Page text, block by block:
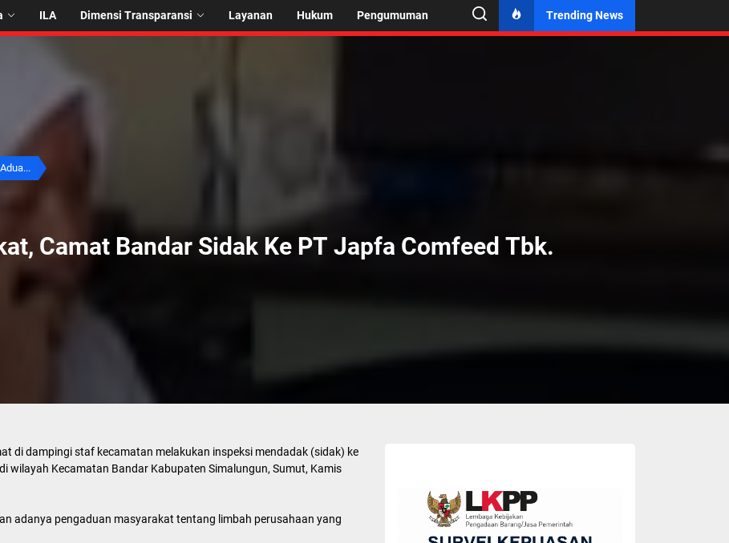
ILA Dimensi Transparansi Layanan Hukum Pengumuman Trending News
Camat Bandar Sidak Ke PT Japfa Comfeed Tbk.
di dampingi staf kecamatan melakukan inspeksi mendadak (sidak) ke
wilayah Kecamatan Bandar Kabupaten Simalungun, Sumut, Kamis
adanya pengaduan masyarakat tentang limbah perusahaan yang